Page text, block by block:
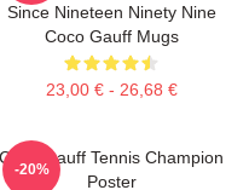
Since Nineteen Ninety Nine
Coco Gauff Mugs
23,00 € - 26,68 €
Coco Gauff Tennis Champion
Poster
-20%